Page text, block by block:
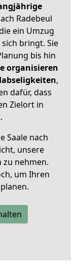
Radebeul
ein Umzug
bringt. Sie
bis hin
organisieren
,
dafür, dass
Zielort in
Saale nach
unsere
zu nehmen.
um Ihren